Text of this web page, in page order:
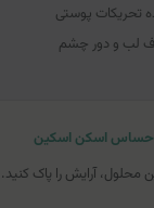
پوستی
لب و دور چشم
حساس اسکن اسکین
محلول، آرایش را پاک کنید.